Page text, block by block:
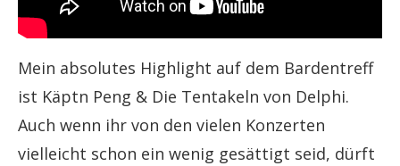
Mein absolutes Highlight auf dem Bardentreff
ist Käptn Peng & Die Tentakeln von Delphi.
Auch wenn ihr von den vielen Konzerten
vielleicht schon ein wenig gesättigt seid, dürft